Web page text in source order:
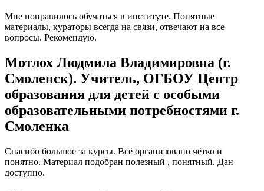
Мне понравилось обучаться в институте. Понятные
материалы, кураторы всегда на связи, отвечают на все
вопросы. Рекомендую.
Мотлох Людмила Владимировна (г.
Смоленск). Учитель, ОГБОУ Центр
образования для детей с особыми
образовательными потребностями г.
Смоленка
Спасибо большое за курсы. Всё организовано чётко и
понятно. Материал подобран полезный , понятный. Дан
доступно.